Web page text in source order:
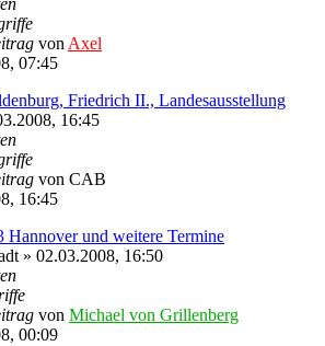
vonAxel
07:45
Friedrich II., Landesausstellung
16:45
von CAB
16:45
Hannover und weitere Termine
» 02.03.2008, 16:50
von Michael von Grillenberg
00:09